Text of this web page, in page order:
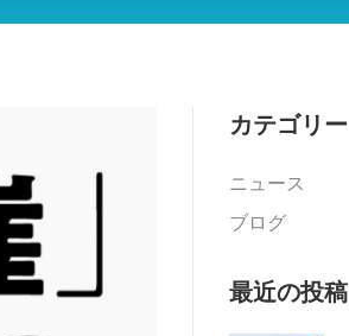
カテゴリー
ニュース
ブログ
最近の投稿